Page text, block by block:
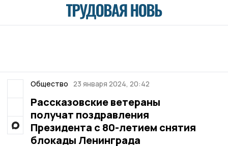
Общество 23 января 2024, 20:42
Рассказовские ветераны
получат поздравления
Президента с 80-летием снятия
блокады Ленинграда